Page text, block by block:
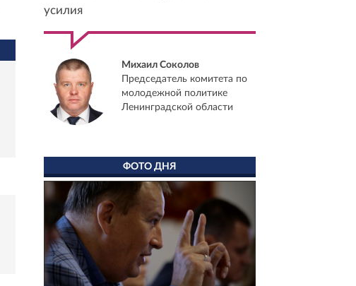
усилия
Михаил Соколов
Председатель комитета по
молодежной политике
Ленинградской области
ФОТО ДНЯ